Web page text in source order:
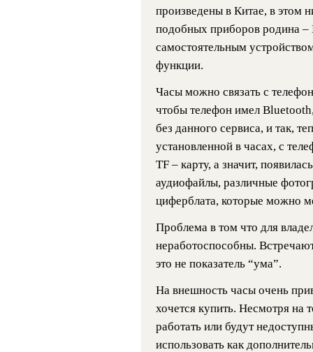
произведены в Китае, в этом
подобных приборов родина –
самостоятельным
функции.
Часы можно связать с
чтобы телефон имел
без данного сервиса, и так,
установленной в часах, с
TF – карту, а значит,
аудиофайлы, различные
циферблата, которые можно
Проблема в том что для
неработоспособны.
это не показатель “ума”.
На внешность часы очень
хочется купить. Несмотря на
работать или будут
использовать как